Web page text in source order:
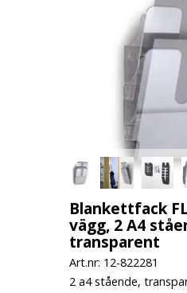
Blankettfack
vägg, 2 A4
transparent
Art.nr: 12-822281
2 a4 stående,